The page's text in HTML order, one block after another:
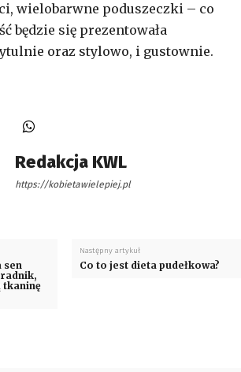
wielobarwne poduszeczki – co
będzie się prezentowała
oraz stylowo, i gustownie.
Redakcja KWL
https://kobietawielepiej.pl
sen
tkaninę
Następny artykuł
Co to jest dieta pudełkowa?